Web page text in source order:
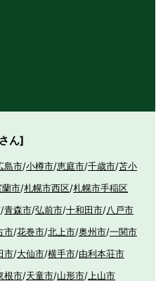
ん]
島市/小樽市/恵庭市/千歳市/苫小
蘭市/札幌市西区/札幌市手稲区
/青森市/弘前市/十和田市/八戸市
市/花巻市/北上市/奥州市/一関市
市/大仙市/横手市/由利本荘市
根市/天童市/山形市/ 上山市